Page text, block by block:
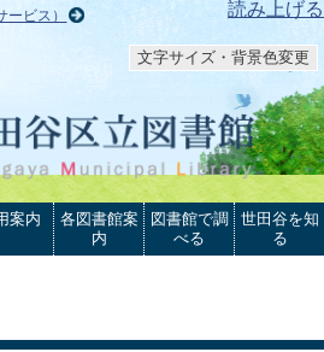
読み上げる
ービス）
文字サイズ・背景色変更
案内
各図書館案
内
図書館で調
べる
世田谷を知
る